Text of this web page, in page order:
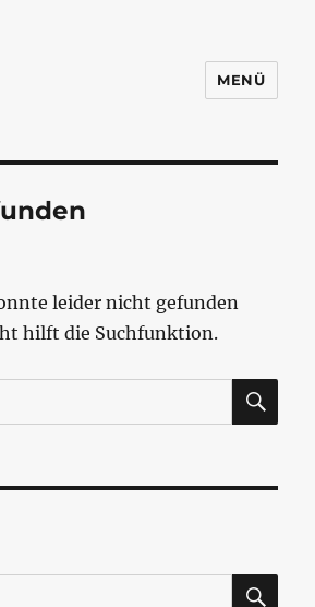
MENÜ
leider nicht gefunden
hilft die Suchfunktion.